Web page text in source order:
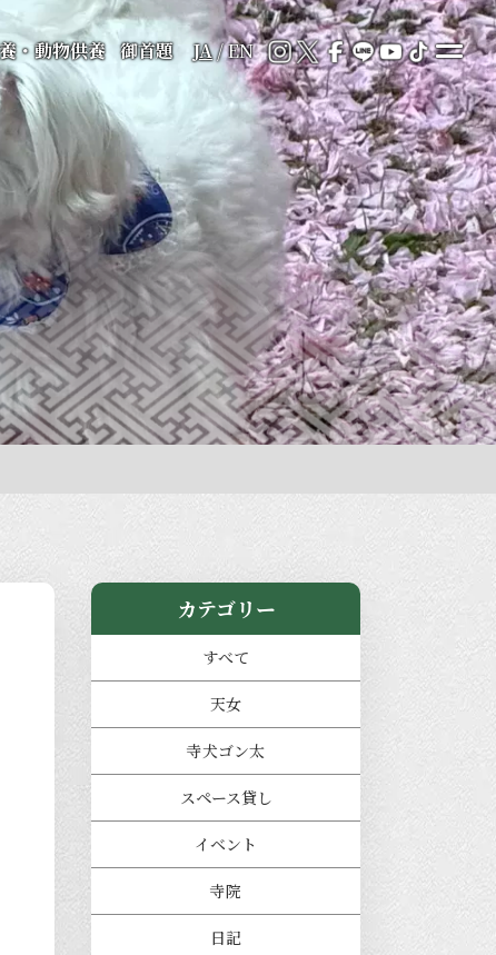
・動物供養 御首題 JA/EN
カテゴリー
すべて
天女
寺犬ゴン太
スペース貸し
イベント
寺院
日記